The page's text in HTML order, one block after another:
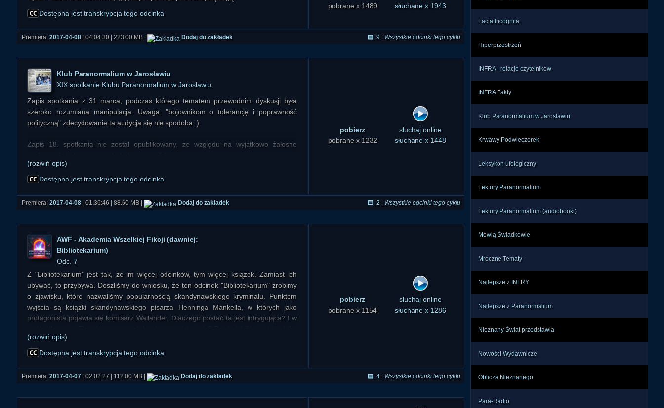
przez amerykańskich kosmonautów. Czym było to dziwne i budzące dreszcze
W sieci krążą dwie popularne teorie spisku. Pierwsza mówi o istniejąycch na Księżycu
ruinach - pozostałościach budowli przypominających niekiedy ziemskie megality. Czy
rzeczywiście tam są?
Druga opcja zakłada, że na Księżycu wciąż obecne są działające struktury - słynne
"szklane miasta", o których pisał Hoagland. Czy to tylko romantyczna legenda albo
sonda potwierdziła istnienie tzw. Lunar Pits - pustych przestrzeni pod powierzchnią
naszego satelity. Czy mogą one być bazą wypadową dla Obcych odwiedzających
Teoria spiskowa stwierdza zaś: "Jest on pod czyjąś kontrolą".
Czy Księżyc nadaje się na bazę dla ludzi, czy może jest miejscem zbyt
niebezpiecznym i niestabilnym?
W debacie udział wzięli:
Arkadiusz Kocik, warm-maz-grupa-ufologiczn... Grupa Ufologiczna
Chris Miekina, www.nowaatlantyda.com/">N... Atlantyda
Marek Marcinkowski, astronom
Piotr Cielebiaś, www.nieznanyswiat.pl/">Ni... Świat, współprowadzący debatę
i opiekun techniczny debaty
zapisujący "na boku" głosy rozmówców bez podkładu uległ awarii, więc musieliśmy się
jednak na zrozumiałość wypowiedzi uczestników audycji
Dostępna jest transkrypcja tego odcinka
pobrane x 1489
słuchane x 1943
Premiera: 2017-04-08 | 04:04:30 | 223.00 MB | Dodaj do zakładek 9 Wszystkie odcinki tego cyklu
Klub Paranormalium w Jarosławiu
XIX spotkanie Klubu Paranormalium w Jarosławiu
Zapis spotkania z 31 marca, podczas którego tematem przewodnim dyskusji była
szeroko rozumiana manipulacja. Uwaga, "bojownikom o tolerancję i poprawność
polityczną" zdecydowanie ta audycja się nie spodoba :)
Zapis 18. spotkania nie został opublikowany, ze względu na wyjątkowo żałosne
(rozwiń opis)
Dostępna jest transkrypcja tego odcinka
pobierz
pobrane x 1232
słuchaj online
słuchane x 1448
Premiera: 2017-04-08 | 01:36:46 | 88.60 MB | Dodaj do zakładek 2 Wszystkie odcinki tego cyklu
AWF - Akademia Wszelkiej Fikcji (dawniej:
Bibliotekarium)
Odc. 7
Z "Bibliotekarium" jest tak, że im więcej odcinków, tym więcej książek. Zamiast ich
ubywać, to przybywa. Doszliśmy do wniosku, że ten odcinek "Bibliotekarium" zrobimy
o zjawisku, które nazwaliśmy popularnością skandynawskiego kryminału. Punktem
wyjścia są książki skandynawskiego pisarza Henninga Mankella, w których jako
protagonista pojawia się komisarz Wallander. Dlaczego postać ta jest intrygująca? I w
filmach, które okazały się przebojami, a w wersji amerykańskiej były po prostu głupie i
niestrawne...
(rozwiń opis)
Dostępna jest transkrypcja tego odcinka
pobierz
pobrane x 1154
słuchaj online
słuchane x 1286
Premiera: 2017-04-07 | 02:02:27 | 112.00 MB | Dodaj do zakładek 4 Wszystkie odcinki tego cyklu
Facta Incognita
Hiperprzestrzeń
INFRA - relacje czytelników
INFRA Fakty
Klub Paranormalium w Jarosławiu
Krwawy Podwieczorek
Leksykon ufologiczny
Lektury Paranormalium
Lektury Paranormalium (audiobooki)
Mówią Świadkowie
Mroczne Tematy
Najlepsze z INFRY
Najlepsze z Paranormalium
Nieznany Świat przedstawia
Nowości Wydawnicze
Oblicza Nieznanego
Para-Radio